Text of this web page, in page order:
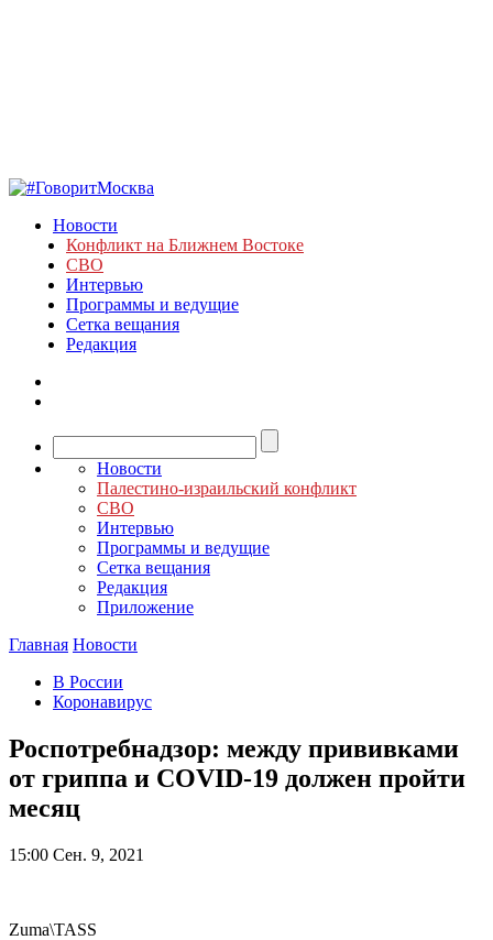
Новости
Конфликт на Ближнем Востоке
СВО
Интервью
Программы и ведущие
Сетка вещания
Редакция
Новости
Палестино-израильский конфликт
СВО
Интервью
Программы и ведущие
Сетка вещания
Редакция
Приложение
Главная Новости
В России
Коронавирус
Роспотребнадзор: между прививками
от гриппа и COVID-19 должен пройти
месяц
15:00 Сен. 9, 2021
Zuma\TASS